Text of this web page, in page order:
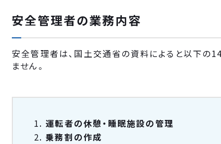
安全管理者の業務内容
安全管理者は、国土交通省の資料によると以下の
ません。
運転者の休憩・睡眠施設の管理
乗務割の作成